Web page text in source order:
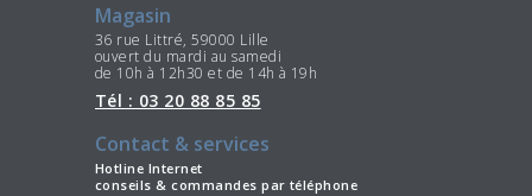
Magasin
36 rue Littré, 59000 Lille
ouvert du mardi au samedi
de 10h à 12h30 et de 14h à 19h
Tél : 03 20 88 85 85
Contact & services
Hotline Internet
conseils & commandes par téléphone